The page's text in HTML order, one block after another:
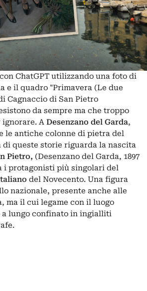
ChatGPT utilizzando una foto di
e il quadro "Primavera (Le due
Cagnaccio di San Pietro
da sempre ma che troppo
ignorare. A Desenzano del Garda,
le antiche colonne di pietra del
di queste storie riguarda la nascita
Pietro, (Desenzano del Garda, 1897
i protagonisti più singolari del
del Novecento. Una figura
nazionale, presente anche alle
ma il cui legame con il luogo
a lungo confinato in ingialliti